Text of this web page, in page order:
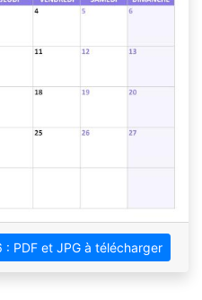
PDF et JPG à télécharger